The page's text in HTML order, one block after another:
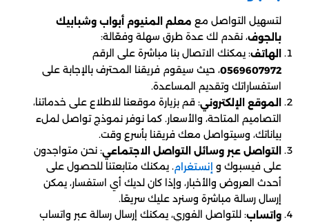
لتسهيل التواصل مع معلم المنيوم أبواب وشبابيك
بالجوف، نقدم لك عدة طرق سهلة وفعّالة:
الهاتف: يمكنك الاتصال بنا مباشرة على الرقم
0569607972، حيث سيقوم فريقنا المحترف بالإجابة على
استفساراتك وتقديم المساعدة.
الموقع الإلكتروني: قم بزيارة موقعنا للاطلاع على خدماتنا،
التصاميم المتاحة، والأسعار. كما نوفر نموذج تواصل لملء
بياناتك، وسيتواصل معك فريقنا بأسرع وقت.
التواصل عبر وسائل التواصل الاجتماعي: نحن متواجدون
على فيسبوك و إنستغرام. يمكنك متابعتنا للحصول على
أحدث العروض والأخبار، وإذا كان لديك أي استفسار، يمكن
إرسال رسالة مباشرة وسنرد عليك سريعًا.
واتساب: للتواصل الفوري، يمكنك إرسال رسالة عبر واتساب